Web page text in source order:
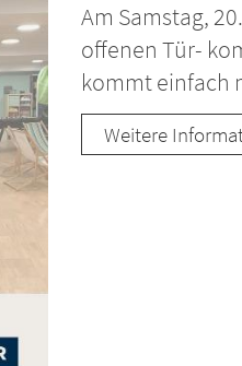
Am Samstag,
offenen Tür-
kommt einfach
Weitere